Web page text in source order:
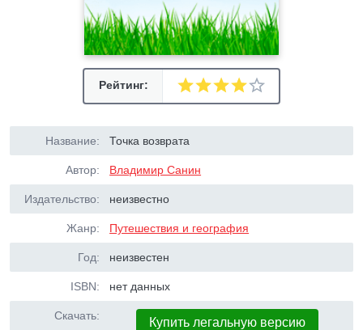
Рейтинг:
Название: Точка возврата
Автор: Владимир Санин
Издательство: неизвестно
Жанр: Путешествия и география
Год: неизвестен
ISBN: нет данных
Скачать: Купить легальную версию